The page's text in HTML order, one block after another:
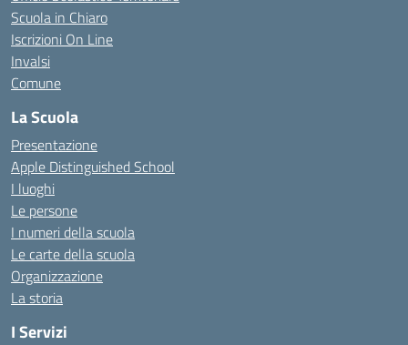
Scuola in Chiaro
Iscrizioni On Line
Invalsi
Comune
La Scuola
Presentazione
Apple Distinguished School
I luoghi
Le persone
I numeri della scuola
Le carte della scuola
Organizzazione
La storia
I Servizi